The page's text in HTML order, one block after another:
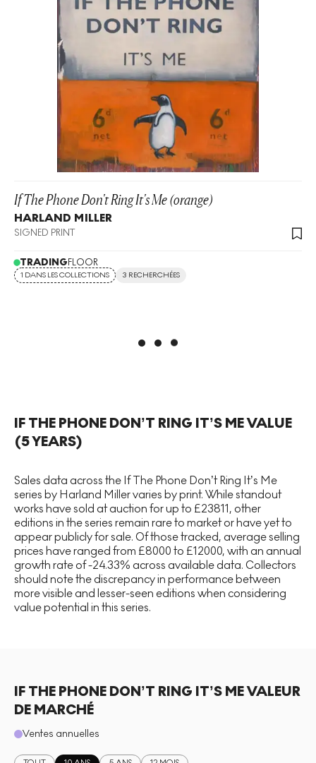
If The Phone Don't Ring It's Me (orange)
HARLAND MILLER
SIGNED PRINT
TRADINGFLOOR
1 DANS LES COLLECTIONS 3 RECHERCHÉES
IF THE PHONE DON’T RING IT’S MEVALUE
(5 YEARS)
Sales data across the If The Phone Don’t Ring It’s Me
series by Harland Miller varies by print. While standout
works have sold at auction for up to £23811, other
editions in the series remain rare to market or have yet to
appear publicly for sale. Of those tracked, average selling
prices have ranged from £8000 to £12000, with an annual
growth rate of -24.33% across available data. Collectors
should note the discrepancy in performance between
more visible and lesser-seen editions when considering
value potential in this series.
IF THE PHONE DON’T RING IT’S ME VALEUR
DE MARCHÉ
Ventes annuelles